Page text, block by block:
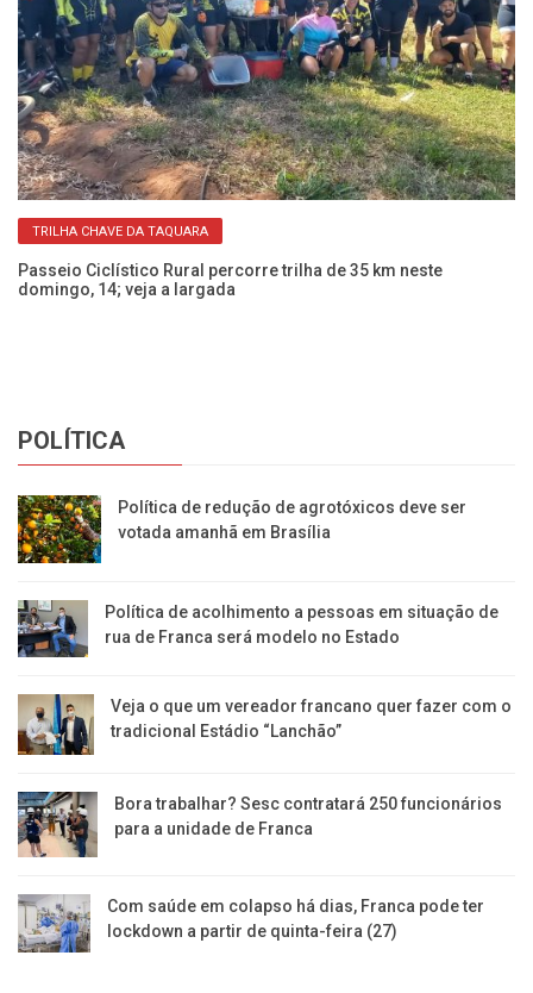
TRILHA CHAVE DA TAQUARA
Passeio Ciclístico Rural percorre trilha de 35 km neste
domingo, 14; veja a largada
POLÍTICA
Política de redução de agrotóxicos deve ser
votada amanhã em Brasília
Política de acolhimento a pessoas em situação de
rua de Franca será modelo no Estado
Veja o que um vereador francano quer fazer com o
tradicional Estádio “Lanchão”
Bora trabalhar? Sesc contratará 250 funcionários
para a unidade de Franca
Com saúde em colapso há dias, Franca pode ter
lockdown a partir de quinta-feira (27)